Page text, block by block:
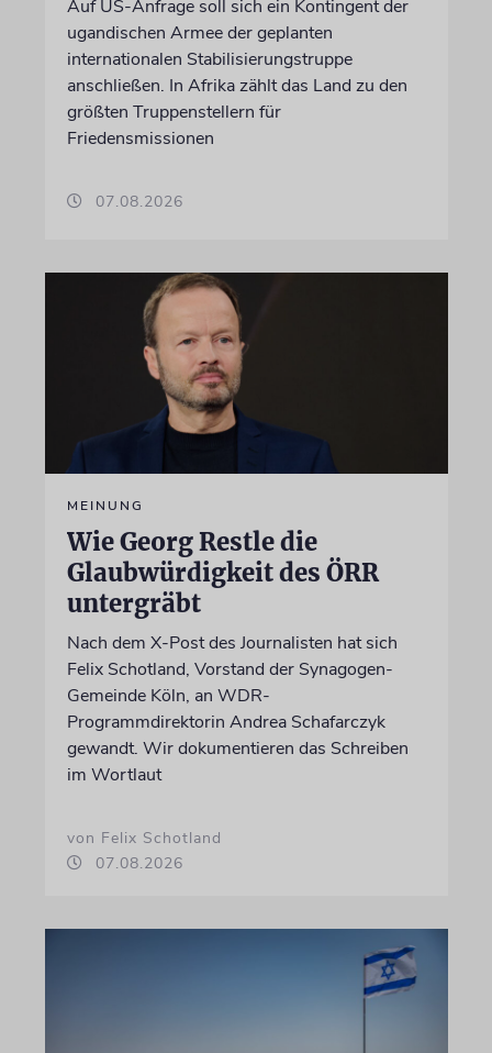
Auf US-Anfrage soll sich ein Kontingent der
ugandischen Armee der geplanten
internationalen Stabilisierungstruppe
anschließen. In Afrika zählt das Land zu den
größten Truppenstellern für
Friedensmissionen
07.08.2026
MEINUNG
Wie Georg Restle die
Glaubwürdigkeit des ÖRR
untergräbt
Nach dem X-Post des Journalisten hat sich
Felix Schotland, Vorstand der Synagogen-
Gemeinde Köln, an WDR-
Programmdirektorin Andrea Schafarczyk
gewandt. Wir dokumentieren das Schreiben
im Wortlaut
von Felix Schotland
07.08.2026